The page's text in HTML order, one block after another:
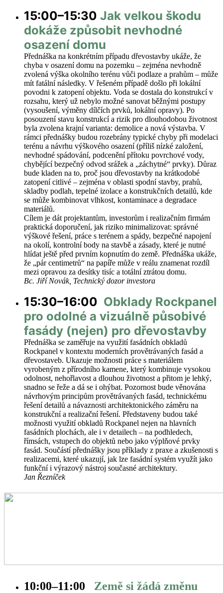
15:00–15:30 Jak velkou škodu
dokáže způsobit nevhodné
osazení domu
Přednáška na konkrétním případu dřevostavby ukáže, že
chyba v osazení domu na pozemku – zejména nevhodně
zvolená výška okolního terénu vůči podlaze a prahům – může
mít fatální následky. V řešeném případě došlo při lokální
povodni k zatopení objektu. Voda se dostala do konstrukcí v
rozsahu, který už nebylo možné sanovat běžnými postupy
(vysoušení, výměny dílčích prvků, lokální opravy). Po
posouzení stavu konstrukcí a rizik pro dlouhodobou životnost
byla zvolena krajní varianta: demolice a nová výstavba. V
rámci přednášky budou rozebrány typické chyby při modelaci
terénu a návrhu výškového osazení (příliš nízké založení,
nevhodné spádování, podcenění přítoku povrchové vody,
chybějící bezpečný odvod srážek a „záchytné“ prvky). Důraz
bude kladen na to, proč jsou dřevostavby na krátkodobé
zatopení citlivé – zejména v oblasti spodní stavby, prahů,
skladby podlah, tepelné izolace a konstrukčních detailů, kde
se může kombinovat vlhkost, kontaminace a degradace
materiálů.
Cílem je dát projektantům, investorům i realizačním firmám
praktická doporučení, jak riziko minimalizovat: správné
výškové řešení, práce s terénem a spády, bezpečné napojení
na okolí, kontrolní body na stavbě a zásady, které je nutné
hlídat ještě před prvním kopnutím do země. Přednáška ukáže,
že „pár centimetrů“ na papíře může v reálu znamenat rozdíl
mezi opravou za desítky tisíc a totální ztrátou domu.
Bc. Jiří Novák, Technický dozor investora
15:30–16:00 Obklady Rockpanel
pro odolné a vizuálně působivé
fasády (nejen) pro dřevostavby
Přednáška se zaměřuje na využití fasádních obkladů
Rockpanel v kontextu moderních provětrávaných fasád a
dřevostaveb. Ukazuje možnosti práce s materiálem
vyrobeným z přírodního kamene, který kombinuje vysokou
odolnost, nehořlavost a dlouhou životnost a přitom je lehký,
snadno se řeže a dá se i ohýbat. Pozornost bude věnována
návrhovým principům provětrávaných fasád, technickému
řešení detailů a návaznosti architektonického záměru na
konstrukční a realizační řešení. Představeny budou také
možnosti využití obkladů Rockpanel nejen na hlavních
fasádních plochách, ale i v detailech – na podhledech,
římsách, vstupech do objektů nebo jako výplňové prvky
fasád. Součástí přednášky jsou příklady z praxe a zkušenosti s
realizacemi, které ukazují, jak lze fasádní systém využít jako
funkční i výrazový nástroj současné architektury.
Jan Řezníček
10:00–11:00 Země si žádá změnu